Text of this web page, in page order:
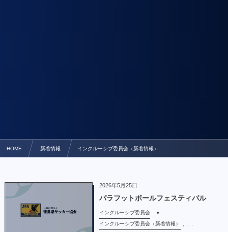
HOME 新着情報 インクルーシブ委員会（新着情報）
2026年5月25日
パラフットボールフェスティバル
インクルーシブ委員会
インクルーシブ委員会（新着情報）